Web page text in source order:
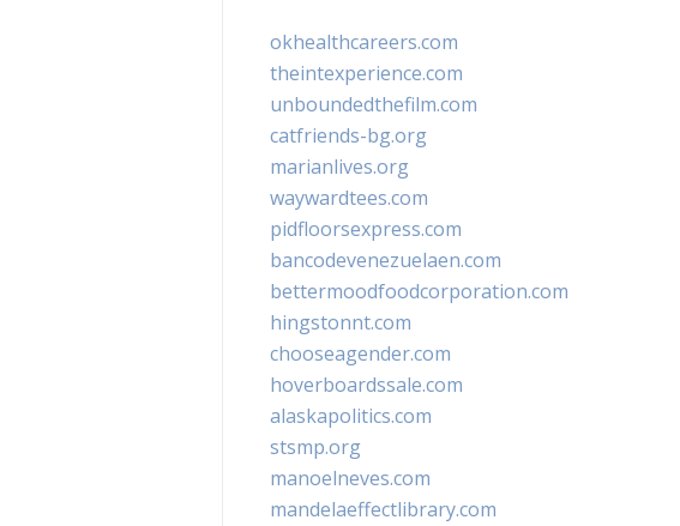
okhealthcareers.com
theintexperience.com
unboundedthefilm.com
catfriends-bg.org
marianlives.org
waywardtees.com
pidfloorsexpress.com
bancodevenezuelaen.com
bettermoodfoodcorporation.com
hingstonnt.com
chooseagender.com
hoverboardssale.com
alaskapolitics.com
stsmp.org
manoelneves.com
mandelaeffectlibrary.com